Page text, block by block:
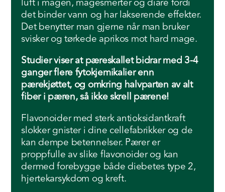
det binder vann og har lakserende effekter.
Det benytter man gjerne når man bruker
svisker og tørkede aprikos mot hard mage.
Studier viser at pæreskallet bidrar med 3-4
ganger flere fytokjemikalier enn
pærekjøttet, og omkring halvparten av alt
fiber i pæren, så ikke skrell pærene!
Flavonoider med sterk antioksidantkraft
slokker gnister i dine cellefabrikker og de
kan dempe betennelser. Pærer er
proppfulle av slike flavonoider og kan
dermed forebygge både diebetes type 2,
hjertekarsykdom og kreft.